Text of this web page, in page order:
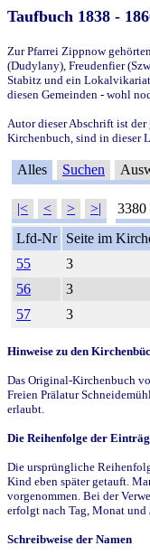
Taufbuch 1838 -
Zur Pfarrei Zippnow
(Dudylany), Freudenfier
Stabitz und ein Lokalvikariat
diesen Gemeinden - wohl
Autor dieser Abschrift ist
Kirchenbuch, sind in dieser
Alles Suchen
|< < > >| 3380
Lfd-Nr
Seite im
55
3
56
3
57
3
Hinweise zu den
Das Original-Kirchenbuch
Freien Prälatur
erlaubt.
Die Reihenfolge der
Die ursprüngliche
Kind eben später getauft.
vorgenommen. Bei der
erfolgt nach Tag, Monat und
Schreibweise der Namen